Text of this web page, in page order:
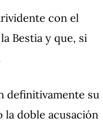
con el
Bestia y que, si
definitivamente su
la doble acusación